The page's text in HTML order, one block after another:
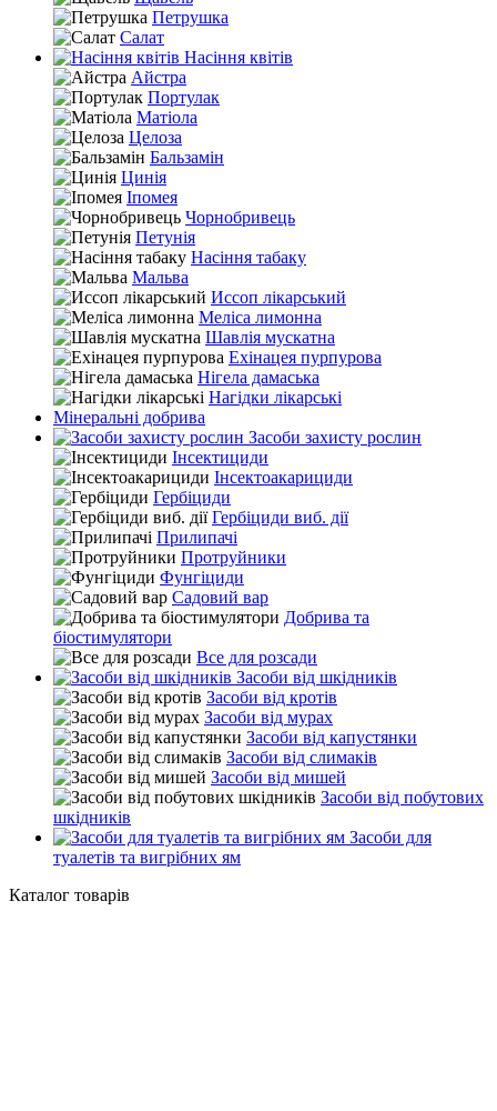
Петрушка
Салат
Насіння квітів
Айстра
Портулак
Матіола
Целоза
Бальзамін
Цинія
Іпомея
Чорнобривець
Петунія
Насіння табаку
Мальва
Иссоп лікарський
Меліса лимонна
Шавлія мускатна
Ехінацея пурпурова
Нігела дамаська
Нагідки лікарські
Мінеральні добрива
Засоби захисту рослин
Інсектициди
Інсектоакарициди
Гербіциди
Гербіциди виб. дії
Прилипачі
Протруйники
Фунгіциди
Садовий вар
Добрива та
біостимулятори
Все для розсади
Засоби від шкідників
Засоби від кротів
Засоби від мурах
Засоби від капустянки
Засоби від слимаків
Засоби від мишей
Засоби від побутових
шкідників
Засоби для
туалетів та вигрібних ям
Каталог товарів